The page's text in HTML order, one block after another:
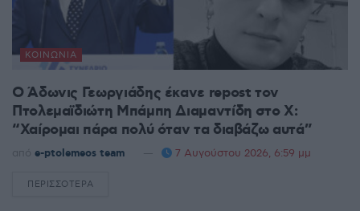
ΚΟΙΝΩΝΊΑ
Ο Άδωνις Γεωργιάδης έκανε repost τον
Πτολεμαϊδιώτη Μπάμπη Διαμαντίδη στο X:
“Χαίρομαι πάρα πολύ όταν τα διαβάζω αυτά”
από e-ptolemeos team 7 Αυγούστου 2026, 6:59 μμ
ΠΕΡΙΣΣΌΤΕΡΑ